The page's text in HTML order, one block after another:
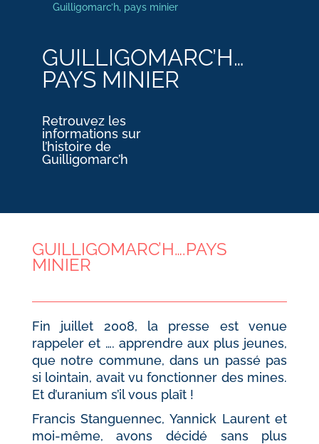
Guilligomarc’h, pays minier
GUILLIGOMARC’H…
PAYS MINIER
Retrouvez les
informations sur
l’histoire de
Guilligomarc’h
GUILLIGOMARC’H….PAYS
MINIER
Fin juillet 2008, la presse est venue
rappeler et …. apprendre aux plus jeunes,
que notre commune, dans un passé pas
si lointain, avait vu fonctionner des mines.
Et d’uranium s’il vous plaît !
Francis Stanguennec, Yannick Laurent et
moi-même, avons décidé sans plus